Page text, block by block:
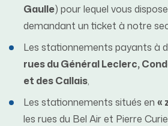
Gaulle) pour lequel vous
demandant un ticket à notre
Les stationnements payants à
rues du Général Leclerc,
et des Callais,
Les stationnements situés en «
les rues du Bel Air et Pierre